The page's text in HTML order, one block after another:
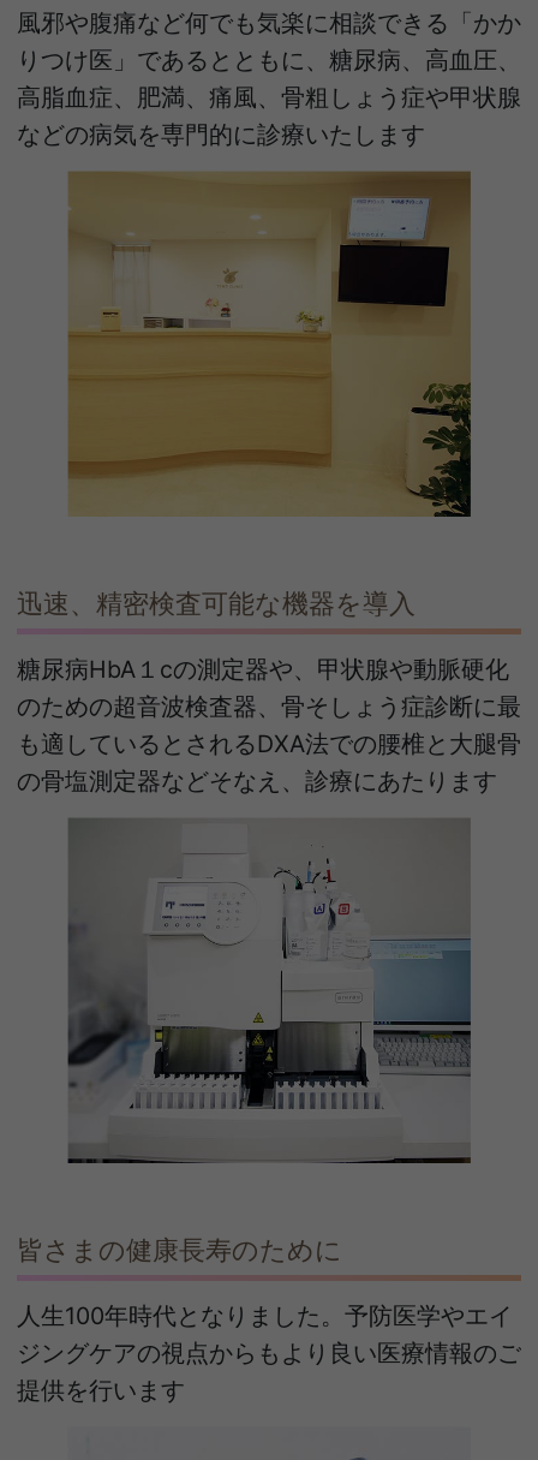
風邪や腹痛など何でも気楽に相談できる「かか
りつけ医」であるとともに、糖尿病、高血圧、
高脂血症、肥満、痛風、骨粗しょう症や甲状腺
などの病気を専門的に診療いたします
迅速、精密検査可能な機器を導入
糖尿病HbA１cの測定器や、甲状腺や動脈硬化
のための超音波検査器、骨そしょう症診断に最
も適しているとされるDXA法での腰椎と大腿骨
の骨塩測定器などそなえ、診療にあたります
皆さまの健康長寿のために
人生100年時代となりました。予防医学やエイ
ジングケアの視点からもより良い医療情報のご
提供を行います